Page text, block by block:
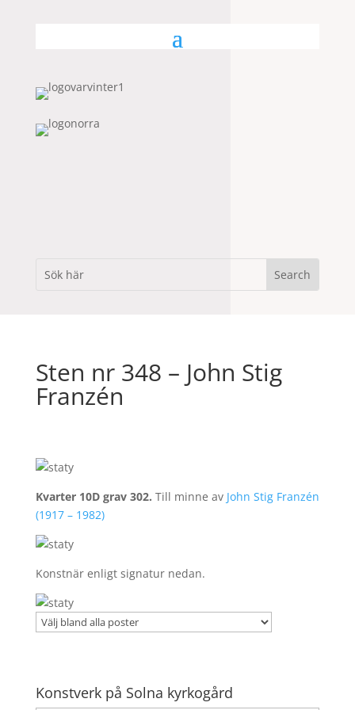
Sten nr 348 – John Stig
Franzén
Kvarter 10D grav 302. Till minne av John Stig Franzén
(1917 – 1982)
Konstnär enligt signatur nedan.
Konstverk på Solna kyrkogård